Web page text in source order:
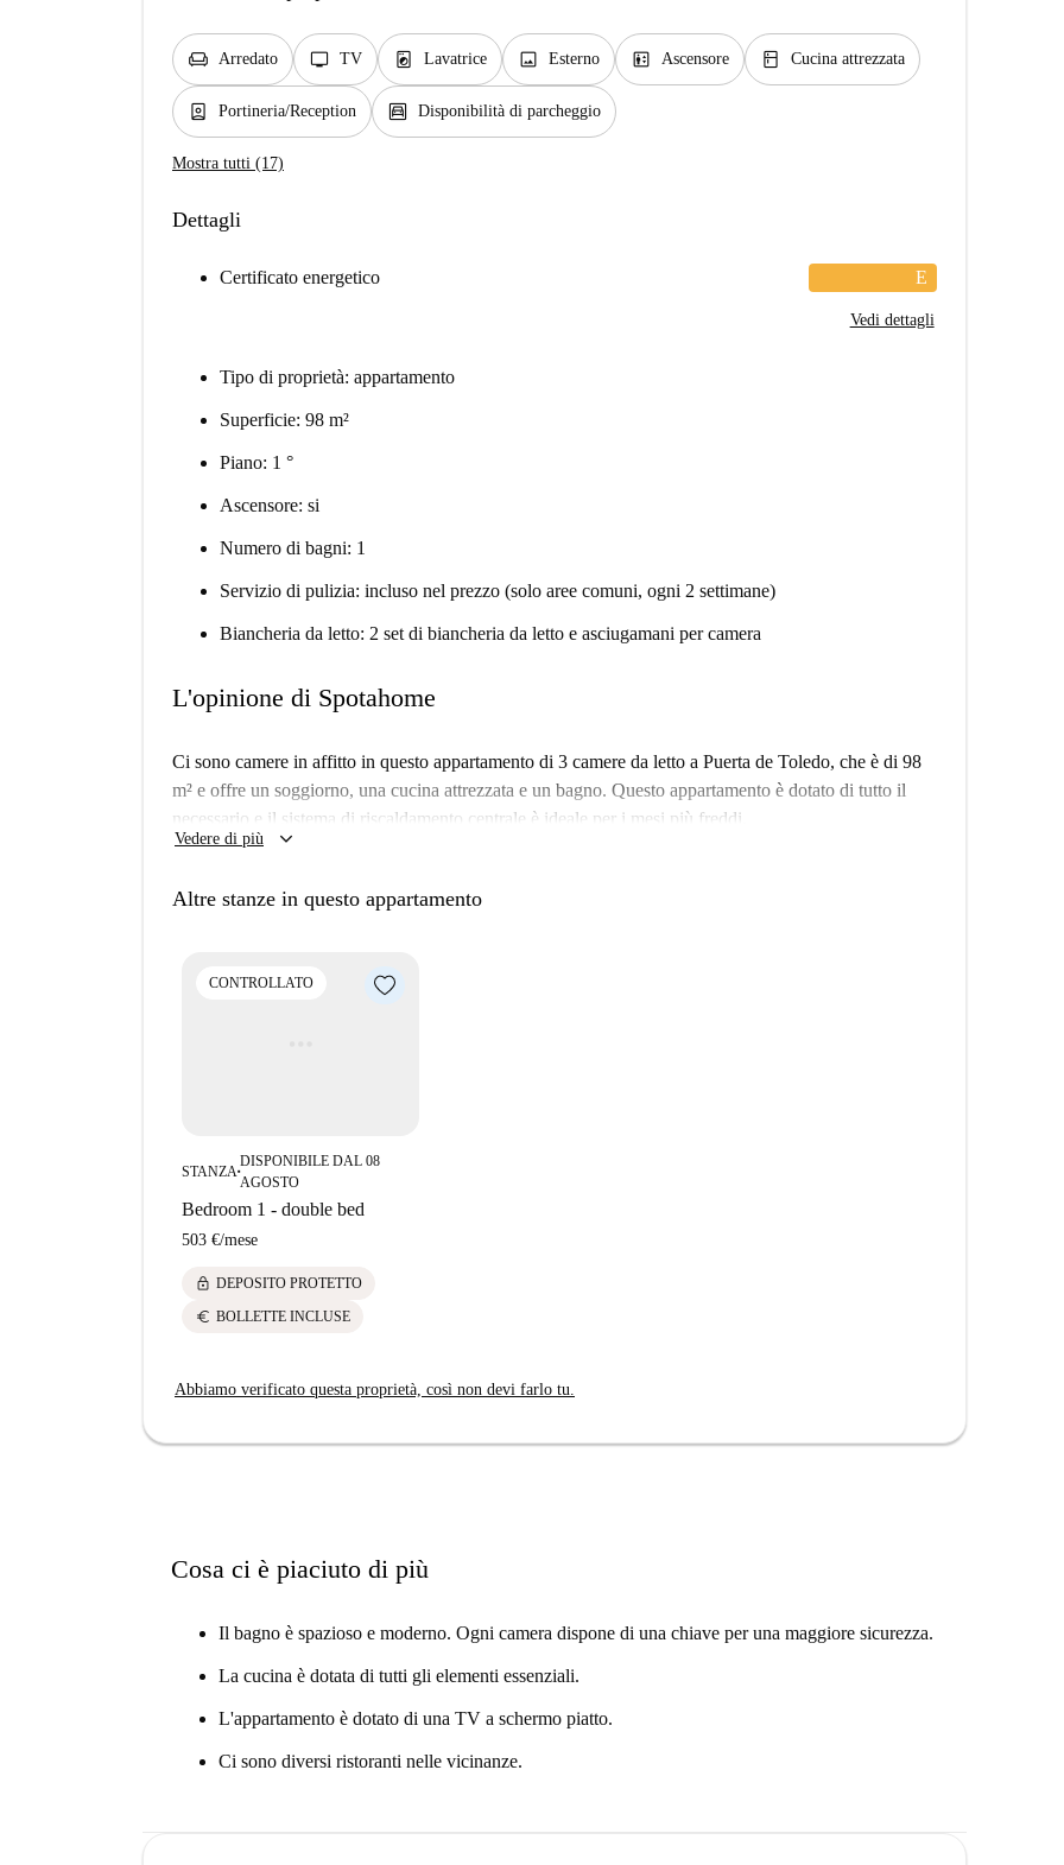
chair Arredato tv TV local_laundry_service Lavatrice image Esterno elevator Ascensore kitchen Cucina attrezzata
person_book Portineria/Reception garage Disponibilità di parcheggio
Mostra tutti (17)
Dettagli
Certificato energetico E
Vedi dettagli
Tipo di proprietà: appartamento
Superficie: 98 m²
Piano: 1 °
Ascensore: si
Numero di bagni: 1
Servizio di pulizia: incluso nel prezzo (solo aree comuni, ogni 2 settimane)
Biancheria da letto: 2 set di biancheria da letto e asciugamani per camera
L'opinione di Spotahome
Ci sono camere in affitto in questo appartamento di 3 camere da letto a Puerta de Toledo, che è di 98
m² e offre un soggiorno, una cucina attrezzata e un bagno. Questo appartamento è dotato di tutto il
necessario e il sistema di riscaldamento centrale è ideale per i mesi più freddi.
trova ufficialmente nel quartiere Pirámides - è un quartiere centrale con molto da offrire. Il centro della
Vedere di più keyboard_arrow_down
Altre stanze in questo appartamento
CONTROLLATO
STANZA ■
DISPONIBILE DAL 08
AGOSTO
Bedroom 1 - double bed
503 €/mese
lock DEPOSITO PROTETTO
euro BOLLETTE INCLUSE
Abbiamo verificato questa proprietà, così non devi farlo tu.
Cosa ci è piaciuto di più
Il bagno è spazioso e moderno. Ogni camera dispone di una chiave per una maggiore sicurezza.
La cucina è dotata di tutti gli elementi essenziali.
L'appartamento è dotato di una TV a schermo piatto.
Ci sono diversi ristoranti nelle vicinanze.